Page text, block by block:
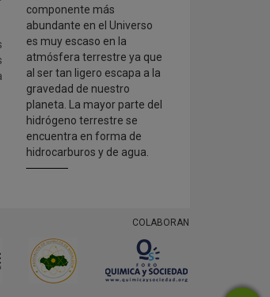
componente más
abundante en el Universo
es muy escaso en la
atmósfera terrestre ya que
al ser tan ligero escapa a la
gravedad de nuestro
planeta. La mayor parte del
hidrógeno terrestre se
encuentra en forma de
hidrocarburos y de agua.
COLABORAN